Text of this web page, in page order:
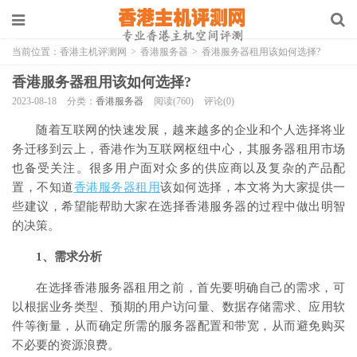
当前位置： 香港主机评测网 > 香港服务器 > 香港服务器租用该如何选择?
香港服务器租用该如何选择?
2023-08-18 分类： 香港服务器 阅读(760) 评论(0)
随着互联网的快速发展，越来越多的企业和个人选择将业
务迁移到云上，香港作为互联网枢纽中心，其服务器租用市场
也备受关注。很多用户面对众多的供应商以及复杂的产品配
置，不知道香港服务器租用该如何选择，本文将为大家提供一
些建议，希望能帮助大家在选择香港服务器的过程中做出明智
的决策。
1、 需求分析
在选择香港服务器租用之前，首先要明确自己的需求，可
以根据业务类型、预期的用户访问量、数据存储需求、应用软
件等衡量，从而确定所需的服务器配置和带宽，从而避免购买
不必要的资源浪费。